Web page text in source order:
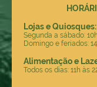
Lojas e Quiosques:
Segunda a sábado:
Domingo e feriados:
Alimentação e
Todos os dias: 11h às